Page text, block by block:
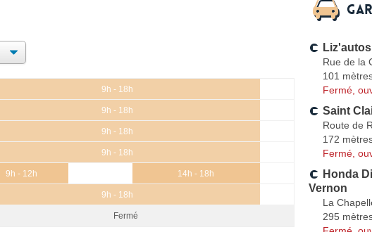
9h - 18h
9h - 18h
9h - 18h
9h - 18h
9h - 12h 14h - 18h
9h - 18h
Fermé
Liz'autos
Rue de la
101
Fermé,
Saint
Route de
172
Fermé,
Honda
Vernon
La
295